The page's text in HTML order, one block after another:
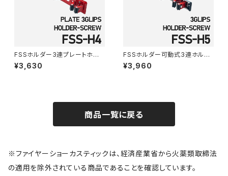
FSSホルダー3連プレートホル
ダー ネジタイプ FSS-H4
¥3,630
FSSホルダー可動式3連ホルダ
ー ネジタイプ FSS-H5
¥3,960
商品一覧に戻る
※ファイヤーショーカスティックは、経済産業省から火薬類取締法
の適用を除外されている商品であることを確認しています。